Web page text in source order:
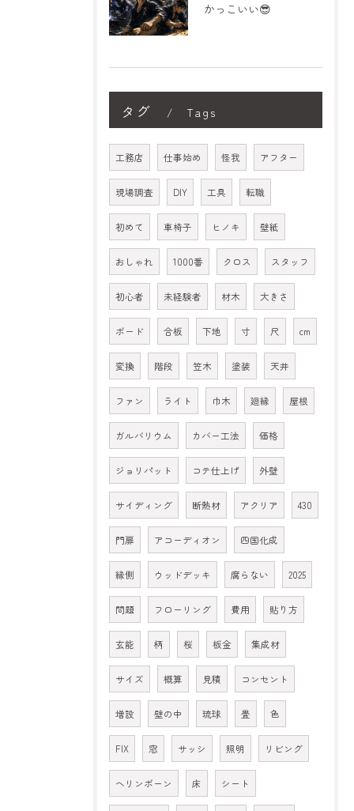
かっこいい😎
タグ Tags
工務店 仕事始め 怪我 アフター
現場調査 DIY 工具 転職
初めて 車椅子 ヒノキ 壁紙
おしゃれ 1000番 クロス スタッフ
初心者 未経験者 材木 大きさ
ボード 合板 下地 寸 尺 cm
変換 階段 笠木 塗装 天井
ファン ライト 巾木 廻縁 屋根
ガルバリウム カバー工法 価格
ジョリパット コテ仕上げ 外壁
サイディング 断熱材 アクリア 430
門扉 アコーディオン 四国化成
縁側 ウッドデッキ 腐らない 2025
問題 フローリング 費用 貼り方
玄能 柄 桜 板金 集成材
サイズ 概算 見積 コンセント
増設 壁の中 琉球 畳 色
FIX 窓 サッシ 照明 リビング
ヘリンボーン 床 シート